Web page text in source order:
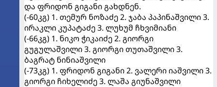
და ფრიდონ გიგანი გახდნენ.
(-60კგ) 1. თემურ ნოზაძე 2. ჯაბა პაპინაშვილი 3.
ირაკლი კუპატაძე 3. ლუხუმ ჩხვიმიანი
(-66კგ) 1. ნიკო ჭიკაიძე 2. გიორგი
გუგულაშვილი 3. გიორგი თუთაშვილი 3.
ბაგრატ ნინიაშვილი
(-73კგ) 1. ფრიდონ გიგანი 2. ვალერი იაშვილი 3.
გიორგი ჩიხელიძე 3. ლაშა გიუნაშვილი